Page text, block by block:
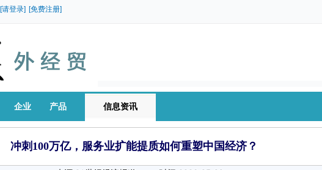
[请登录] [免费注册]
企业 产品 信息资讯
冲刺100万亿，服务业扩能提质如何重塑中国经济？